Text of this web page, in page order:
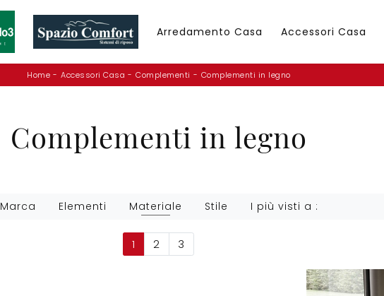
Arredamento Casa Accessori Casa
Home -Accessori Casa -Complementi - Complementi in legno
Complementi in legno
Marca Elementi Materiale Stile I più visti a :
1 2 3